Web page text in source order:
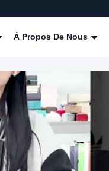
À Propos De Nous